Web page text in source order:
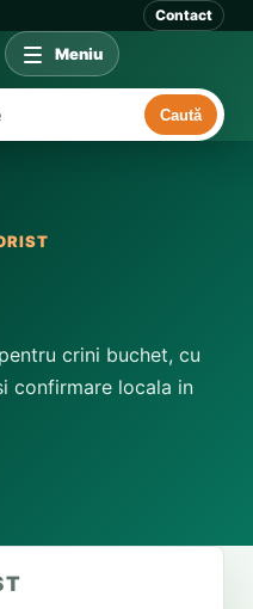
Contact
Caută
Meniu
crini buchet, cu
confirmare locala in